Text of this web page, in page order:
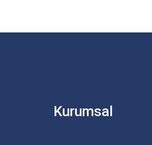
Kurumsal